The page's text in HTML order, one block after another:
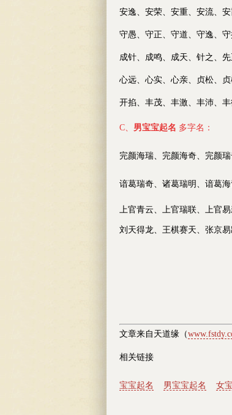
安逸、安荣、安重、安流、安
守愚、守正、守道、 守逸、守
成针、成鸣、成天、 针之、先
心远、心实、心亲、 贞松、
开掐、丰茂、丰激、 丰沛、丰
C、 男宝宝起名 多字名：
完颜海瑞、完颜海奇、完颜
谙葛瑞奇、诸葛瑞明、谙葛
上官青云、上官瑞联、上官
刘天得龙、王棋赛天、张京
文章来自天道缘（
相关链接
宝宝起名 男宝宝起名 女